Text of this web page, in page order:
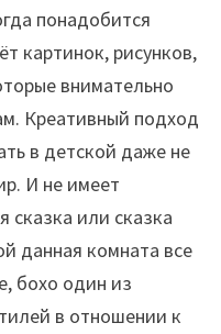
понадобится
картинок, рисунков,
внимательно
Креативный подход
в детской даже не
И не имеет
сказка или сказка
данная комната все
бохо один из
в отношении к